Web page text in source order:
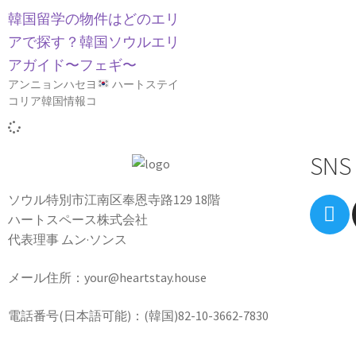
韓国留学の物件はどのエリ
アで探す？韓国ソウルエリ
アガイド〜フェギ〜
アンニョンハセヨ
ハートステイ
コリア韓国情報コ
ソウル特別市江南区奉恩寺路129 18階
ハートスペース株式会社
代表理事 ムン·ソンス
メール住所：your@heartstay.house
電話番号(日本語可能)：(韓国)82-10-3662-7830
SNS